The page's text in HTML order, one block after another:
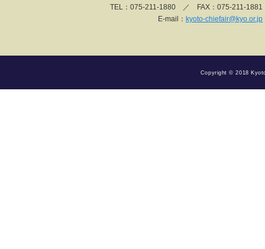
TEL：075-211-1880 ／ FAX：075-211-1881
E-mail： kyoto-chiefair@kyo.or.jp
Copyright © 2018